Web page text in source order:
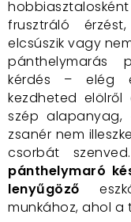
frusztráló
elcsúszik vagy
pánthelymarás
kérdés – elég
kezdheted
szép
zsanér nem
csorbát
pánthelymaró
lenyűgöző
munkához, ahol a